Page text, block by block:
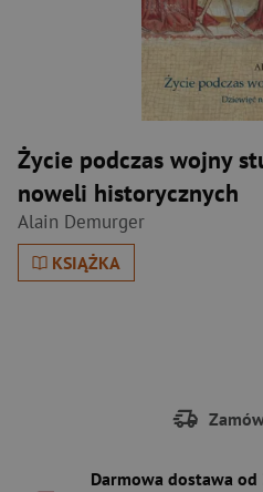
Życie podczas wojny
noweli historycznych
Alain Demurger
KSIĄŻKA
Darmowa dostawa od